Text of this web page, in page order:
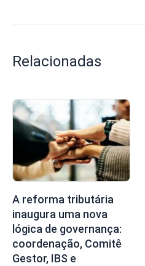
Relacionadas
A reforma tributária
inaugura uma nova
lógica de governança:
coordenação, Comitê
Gestor, IBS e